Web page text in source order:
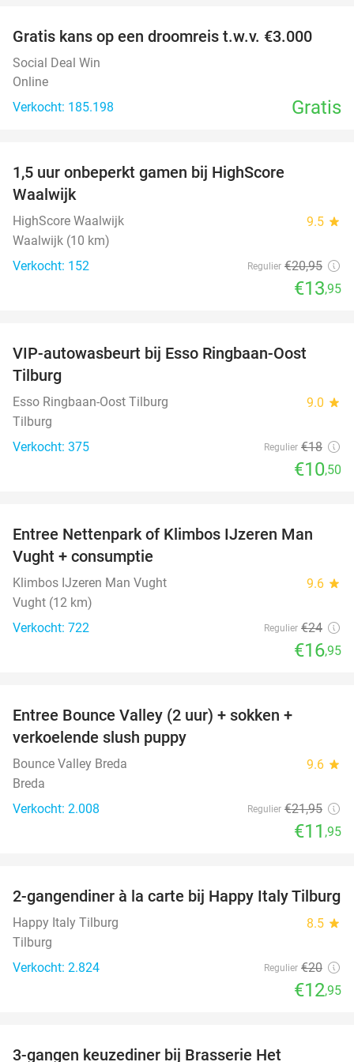
Gratis kans op een droomreis t.w.v. €3.000
Social Deal Win
Online
Verkocht: 185.198
Gratis
1,5 uur onbeperkt gamen bij HighScore
Waalwijk
HighScore Waalwijk 9.5 star
Waalwijk (10 km)
Verkocht: 152
Regulier €20,95
€13,95
42%
VIP-autowasbeurt bij Esso Ringbaan-Oost
Tilburg
Esso Ringbaan-Oost Tilburg 9.0 star
Tilburg
Verkocht: 375
Regulier €18
€10,50
29%
Entree Nettenpark of Klimbos IJzeren Man
Vught + consumptie
Klimbos IJzeren Man Vught 9.6 star
Vught (12 km)
Verkocht: 722
Regulier €24
€16,95
Entree Bounce Valley (2 uur) + sokken +
verkoelende slush puppy
Bounce Valley Breda 9.6 star
Breda
Verkocht: 2.008
Regulier €21,95
€11 ,95
35%
2-gangendiner à la carte bij Happy Italy Tilburg
Happy Italy Tilburg 8.5 star
Tilburg
Verkocht: 2.824
Regulier €20
€12,95
3-gangen keuzediner bij Brasserie Het